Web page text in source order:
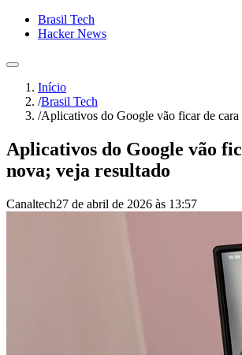
Brasil Tech
Hacker News
Início
/Brasil Tech
/Aplicativos do Google vão ficar de cara
Aplicativos do Google vão
nova; veja resultado
Canaltech27 de abril de 2026 às 13:57